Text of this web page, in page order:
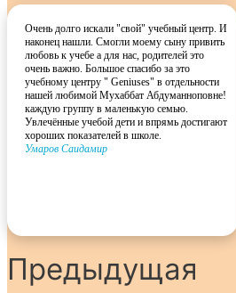
Очень долго искали "свой" учебный центр. И
наконец нашли. Смогли моему сыну привить
любовь к учебе а для нас, родителей это
очень важно. Большое спасибо за это
учебному центру " Geniuses" в отдельности
нашей любимой Мухаббат Абдуманноповне!
каждую группу в маленькую семью.
Увлечённые учебой дети и впрямь достигают
хороших показателей в школе.
Умаров Саидамир
Предыдущая